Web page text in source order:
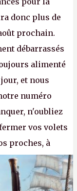
donc plus de
prochain.
débarrassés
alimenté
et nous
numéro
n'oubliez
vos volets
proches, à
croisez